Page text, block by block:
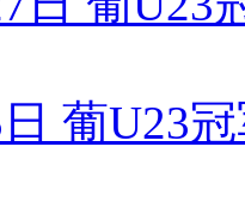
葡U23